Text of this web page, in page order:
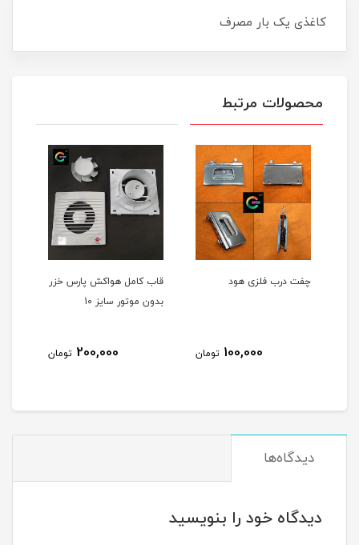
کاغذی یک بار مصرف
محصولات مرتبط
قاب کامل هواکش پارس خزر
200,000
ست 6تایی شانه موزر
80,000
دیدگاه‌ها
دیدگاه خود را بنویسید